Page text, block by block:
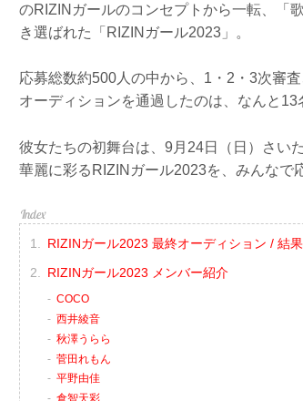
のRIZINガールのコンセプトから一転、「
き選ばれた「RIZINガール2023」。
応募総数約500人の中から、1・2・3次審
オーディションを通過したのは、なんと13
彼女たちの初舞台は、9月24日（日）さい
華麗に彩るRIZINガール2023を、みんなで
RIZINガール2023 最終オーディション / 結
RIZINガール2023 メンバー紹介
COCO
西井綾音
秋澤うらら
菅田れもん
平野由佳
倉智天彩